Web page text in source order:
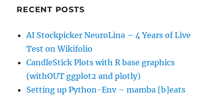
RECENT POSTS
AI Stockpicker NeuroLina – 4 Years of Live
Test on Wikifolio
CandleStick Plots with R base graphics
(withOUT ggplot2 and plotly)
Setting up Python-Env – mamba [b]eats